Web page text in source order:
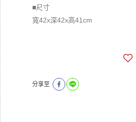
■尺寸
寬42x深42x高41cm
分享至